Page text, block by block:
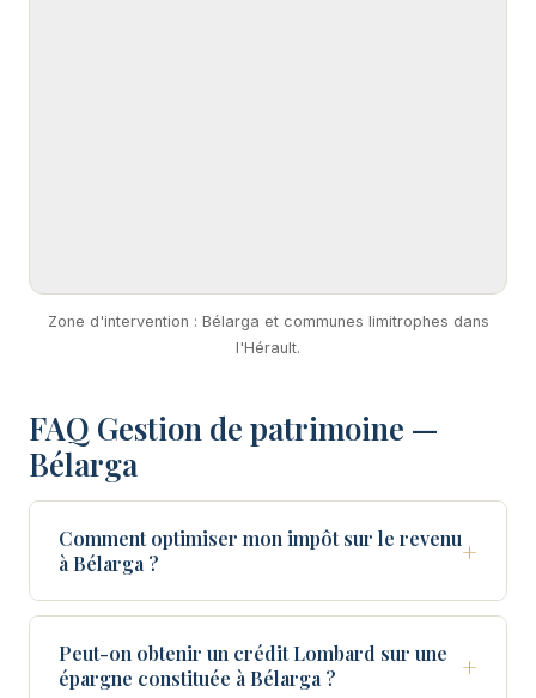
Zone d'intervention : Bélarga et communes limitrophes dans
l'Hérault.
FAQ Gestion de patrimoine —
Bélarga
Comment optimiser mon impôt sur le revenu
à Bélarga ?
+
Peut-on obtenir un crédit Lombard sur une
épargne constituée à Bélarga ?
+